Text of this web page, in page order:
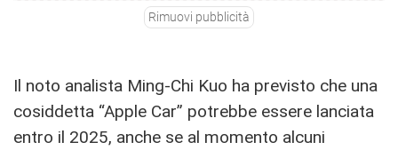
Rimuovi pubblicità
Il noto analista Ming-Chi Kuo ha previsto che una
cosiddetta “Apple Car” potrebbe essere lanciata
entro il 2025, anche se al momento alcuni